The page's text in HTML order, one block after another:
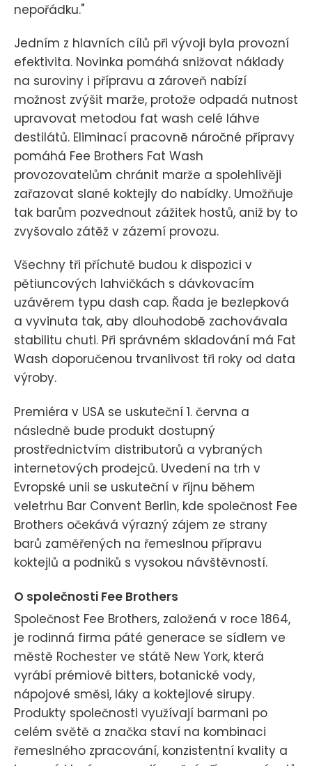
nepořádku."
Jedním z hlavních cílů při vývoji byla provozní
efektivita. Novinka pomáhá snižovat náklady
na suroviny i přípravu a zároveň nabízí
možnost zvýšit marže, protože odpadá nutnost
upravovat metodou fat wash celé láhve
destilátů. Eliminací pracovně náročné přípravy
pomáhá Fee Brothers Fat Wash
provozovatelům chránit marže a spolehlivěji
zařazovat slané koktejly do nabídky. Umožňuje
tak barům pozvednout zážitek hostů, aniž by to
zvyšovalo zátěž v zázemí provozu.
Všechny tři příchutě budou k dispozici v
pětiuncových lahvičkách s dávkovacím
uzávěrem typu dash cap. Řada je bezlepková
a vyvinuta tak, aby dlouhodobě zachovávala
stabilitu chuti. Při správném skladování má Fat
Wash doporučenou trvanlivost tři roky od data
výroby.
Premiéra v USA se uskuteční 1. června a
následně bude produkt dostupný
prostřednictvím distributorů a vybraných
internetových prodejců. Uvedení na trh v
Evropské unii se uskuteční v říjnu během
veletrhu Bar Convent Berlin, kde společnost Fee
Brothers očekává výrazný zájem ze strany
barů zaměřených na řemeslnou přípravu
koktejlů a podniků s vysokou návštěvností.
O společnosti Fee Brothers
Společnost Fee Brothers, založená v roce 1864,
je rodinná firma páté generace se sídlem ve
městě Rochester ve státě New York, která
vyrábí prémiové bitters, botanické vody,
nápojové směsi, láky a koktejlové sirupy.
Produkty společnosti využívají barmani po
celém světě a značka staví na kombinaci
řemeslného zpracování, konzistentní kvality a